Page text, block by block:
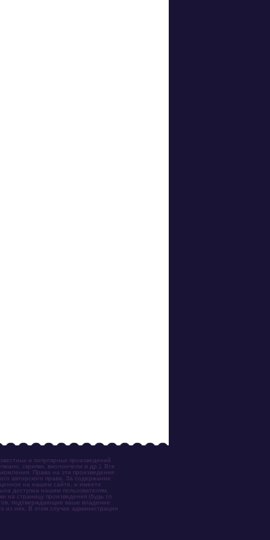
и популярных произведений
скрипки, виолончели и др.). Все
Права на эти произведения
авторского права. За содержание
на нашем сайте, и имеете
доступна нашим пользователям,
на страницу произведения (будь то
подтверждающие ваше владение
из них. В этом случае администрация